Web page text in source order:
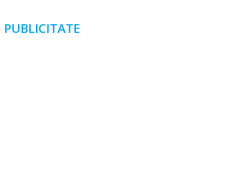
PUBLICITATE